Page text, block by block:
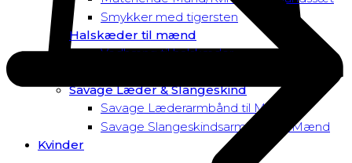
Smykker med tigersten
Halskæder til mænd
Vedhæng til halskæder
Savage Læder & Slangeskind
Savage Læderarmbånd til Mænd
Savage Slangeskindsarmbånd til Mænd
Kvinder